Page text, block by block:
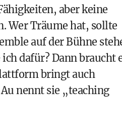
aber keine
Wer Träume hat, sollte
auf der Bühne
dafür? Dann braucht
bringt auch
nennt sie „teaching